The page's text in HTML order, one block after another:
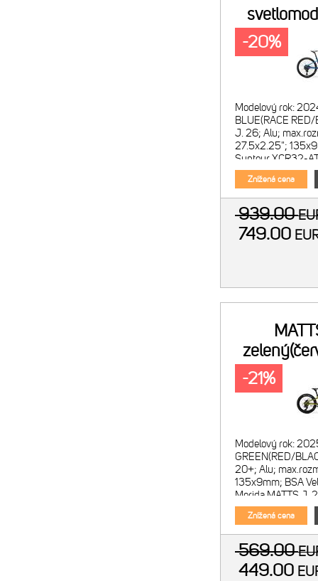
Modelový rok:
BLUE(RACE
J. 26; Alu;
27.5x2.25";
Suntour XCR32-
zdvih 100mm;
vidlicZnížená cena
-20%
939.00
749.00
Modelový rok:
GREEN(RED/
20+; Alu;
135x9mm; BSA
Merida MATTS J.
P plášťa: 20x2.4
Znížená cena
-21%
569.00
449.00